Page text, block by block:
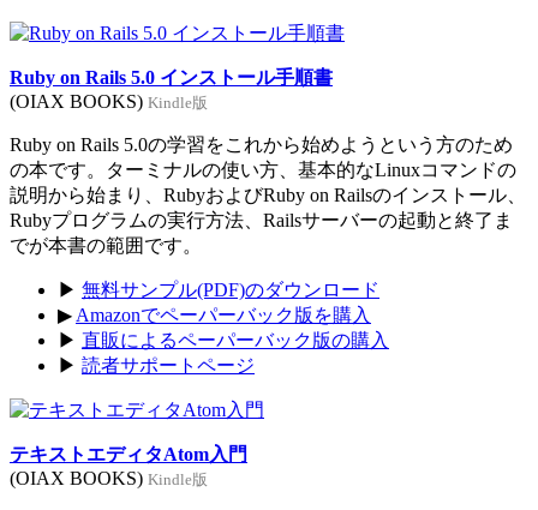
Ruby on Rails 5.0 インストール手順書
(OIAX BOOKS) Kindle版
Ruby on Rails 5.0の学習をこれから始めようという方のため
の本です。ターミナルの使い方、基本的なLinuxコマンドの
説明から始まり、RubyおよびRuby on Railsのインストール、
Rubyプログラムの実行方法、Railsサーバーの起動と終了ま
でが本書の範囲です。
▶ 無料サンプル(PDF)のダウンロード
▶ Amazonでペーパーバック版を購入
▶ 直販によるペーパーバック版の購入
▶ 読者サポートページ
テキストエディタAtom入門
(OIAX BOOKS) Kindle版